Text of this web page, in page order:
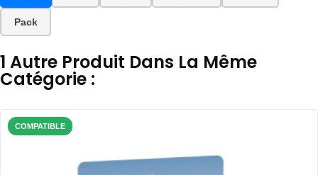
Pack
1 Autre Produit Dans La Même
Catégorie :
COMPATIBLE